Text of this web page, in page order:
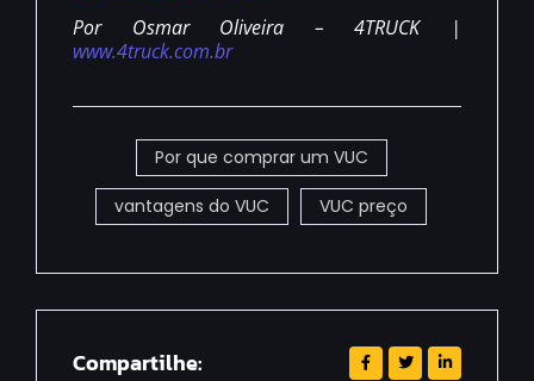
Por Osmar Oliveira – 4TRUCK |
www.4truck.com.br
Por que comprar um VUC
vantagens do VUC VUC preço
Compartilhe: